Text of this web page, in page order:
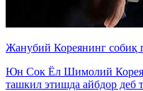
Жанубий Кореянинг собиқ
Юн Сок Ёл Шимолий
ташкил этишда айбдор деб